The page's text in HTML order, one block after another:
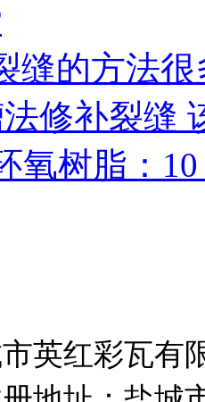
缝的方法
修补裂缝
氧树脂：
英红彩瓦有